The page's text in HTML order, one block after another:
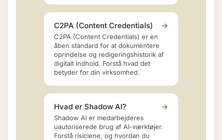
C2PA (Content Credentials) →
C2PA (Content Credentials) er en
åben standard for at dokumentere
oprindelse og redigeringshistorik af
digitalt indhold. Forstå hvad det
betyder for din virksomhed.
Hvad er Shadow AI? →
Shadow AI er medarbejderes
uautoriserede brug af AI-værktøjer.
Forstå risiciene, og hvordan du